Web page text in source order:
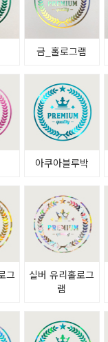
금_홀로그램
아쿠아블루박
그
실버 유리홀로그
램